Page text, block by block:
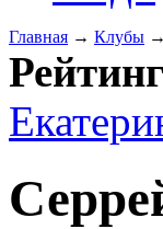
Главная → Клубы →